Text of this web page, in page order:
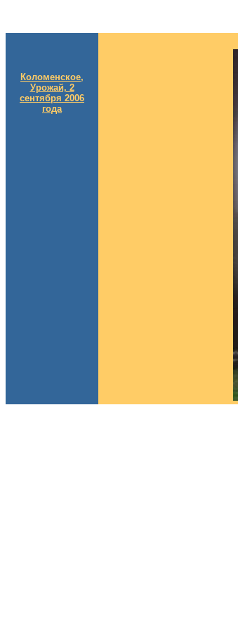
Коломенское,
Урожай, 2
сентября 2006
года